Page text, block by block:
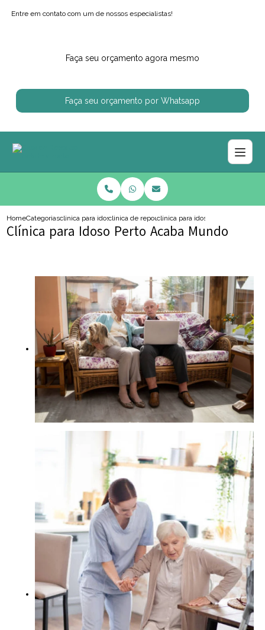
Entre em contato com um de nossos especialistas!
Faça seu orçamento agora mesmo
Faça seu orçamento por Whatsapp
HomeCategoriasclinica para idososclinica de repouso de idosoclinica para idoso perto acaba
Clínica para Idoso Perto Acaba Mundo